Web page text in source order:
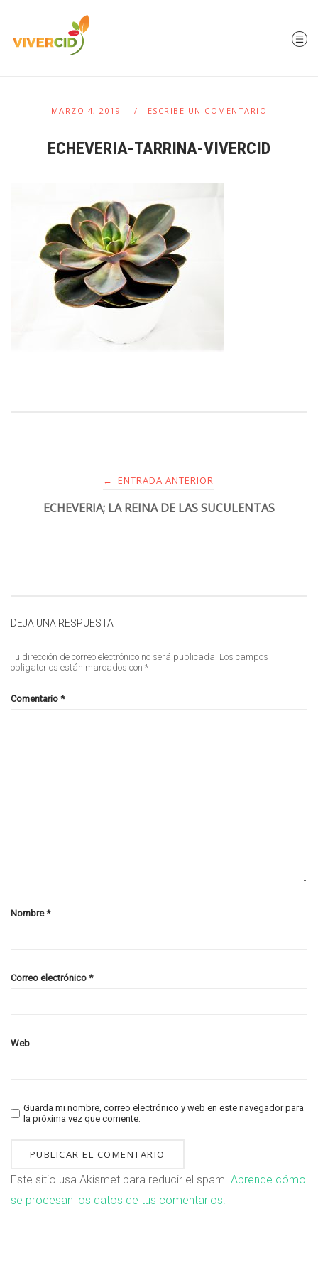
MARZO 4, 2019 ESCRIBE UN COMENTARIO
ECHEVERIA-TARRINA-VIVERCID
← ENTRADA ANTERIOR
ECHEVERIA; LA REINA DE LAS SUCULENTAS
DEJA UNA RESPUESTA
Tu dirección de correo electrónico no será publicada. Los campos
obligatorios están marcados con *
Comentario *
Nombre*
Correo electrónico *
Web
Guarda mi nombre, correo electrónico y web en este navegador para
la próxima vez que comente.
Este sitio usa Akismet para reducir el spam. Aprende cómo
se procesan los datos de tus comentarios.